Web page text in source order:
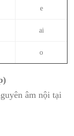
e
ai
o
âm nội tại